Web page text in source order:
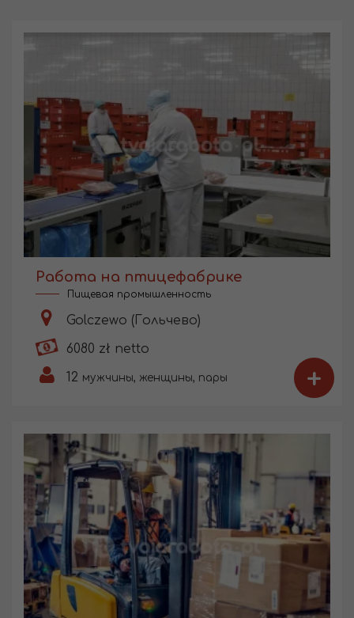
Работа на птицефабрике
Пищевая промышленность
Golczewo (Гольчево)
6080 zł netto
12 мужчины, женщины, пары +